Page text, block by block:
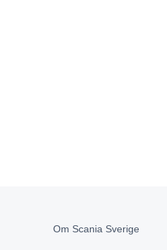
Om Scania Sverige